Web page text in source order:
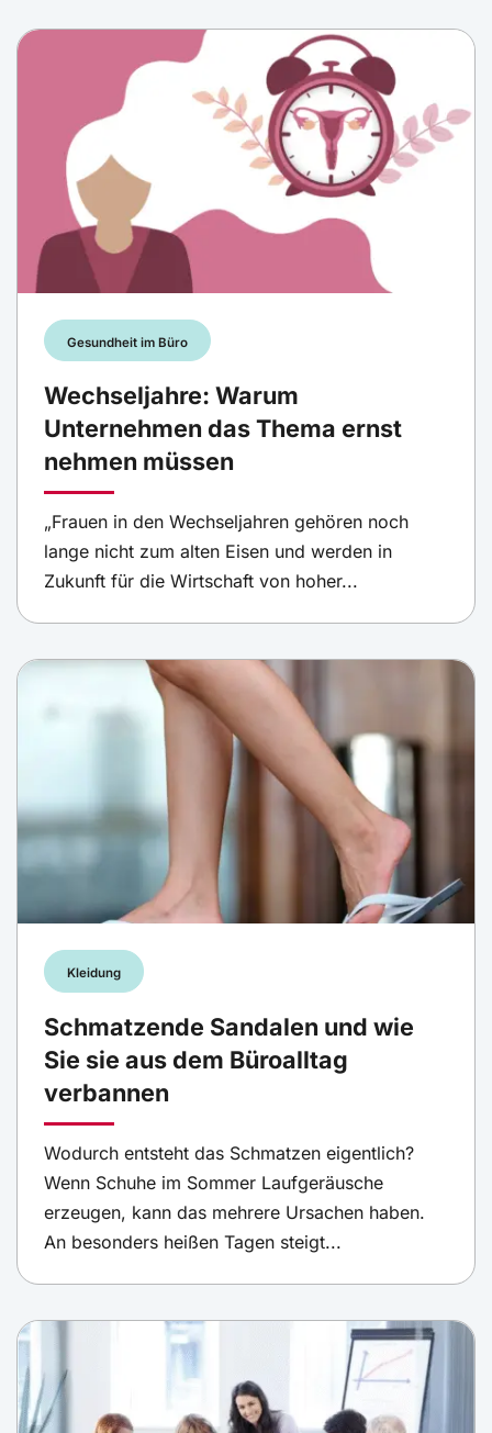
Gesundheit im Büro
Wechseljahre: Warum
Unternehmen das Thema ernst
nehmen müssen
„Frauen in den Wechseljahren gehören noch
lange nicht zum alten Eisen und werden in
Zukunft für die Wirtschaft von hoher...
Kleidung
Schmatzende Sandalen und wie
Sie sie aus dem Büroalltag
verbannen
Wodurch entsteht das Schmatzen eigentlich?
Wenn Schuhe im Sommer Laufgeräusche
erzeugen, kann das mehrere Ursachen haben.
An besonders heißen Tagen steigt...